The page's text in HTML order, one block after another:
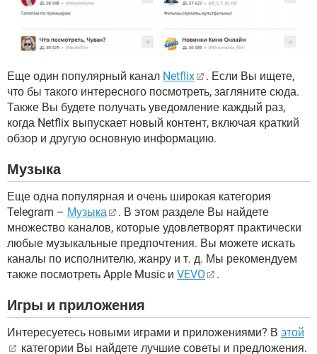
Еще один популярный канал Netflix
. Если Вы ищете,
что бы такого интересного посмотреть, загляните сюда.
Также Вы будете получать уведомление каждый раз,
когда Netflix выпускает новый контент, включая краткий
обзор и другую основную информацию.
Музыка
Еще одна популярная и очень широкая категория
Telegram – Музыка
. В этом разделе Вы найдете
множество каналов, которые удовлетворят практически
любые музыкальные предпочтения. Вы можете искать
каналы по исполнителю, жанру и т. д. Мы рекомендуем
также посмотреть Apple Music и VEVO .
Игры и приложения
Интересуетесь новыми играми и приложениями? В этой
категории Вы найдете лучшие советы и предложения.